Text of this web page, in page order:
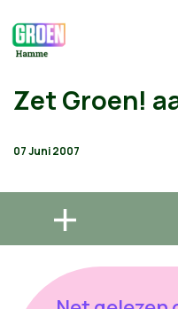
Zet Groen!
07 Juni 2007